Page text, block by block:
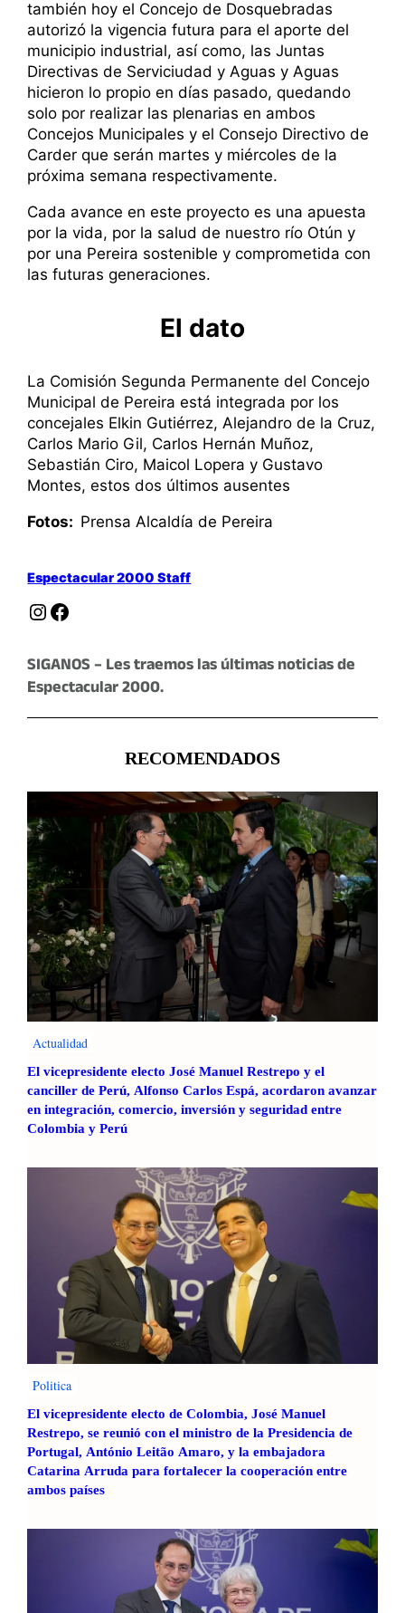
también hoy el Concejo de Dosquebradas
autorizó la vigencia futura para el aporte del
municipio industrial, así como, las Juntas
Directivas de Serviciudad y Aguas y Aguas
hicieron lo propio en días pasado, quedando
solo por realizar las plenarias en ambos
Concejos Municipales y el Consejo Directivo de
Carder que serán martes y miércoles de la
próxima semana respectivamente.
Cada avance en este proyecto es una apuesta
por la vida, por la salud de nuestro río Otún y
por una Pereira sostenible y comprometida con
las futuras generaciones.
El dato
La Comisión Segunda Permanente del Concejo
Municipal de Pereira está integrada por los
concejales Elkin Gutiérrez, Alejandro de la Cruz,
Carlos Mario Gil, Carlos Hernán Muñoz,
Sebastián Ciro, Maicol Lopera y Gustavo
Montes, estos dos últimos ausentes
Fotos: Prensa Alcaldía de Pereira
Espectacular 2000 Staff
Instagram Facebook
SIGANOS – Les traemos las últimas noticias de
Espectacular 2000.
RECOMENDADOS
Actualidad
El vicepresidente electo José Manuel Restrepo y el
canciller de Perú, Alfonso Carlos Espá, acordaron avanzar
en integración, comercio, inversión y seguridad entre
Colombia y Perú
Politica
El vicepresidente electo de Colombia, José Manuel
Restrepo, se reunió con el ministro de la Presidencia de
Portugal, António Leitão Amaro, y la embajadora
Catarina Arruda para fortalecer la cooperación entre
ambos países